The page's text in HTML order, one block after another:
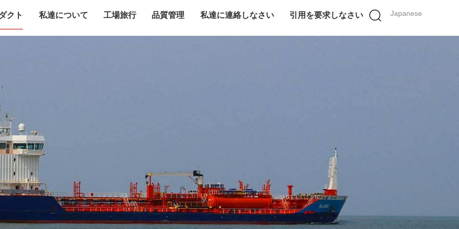
Japanese
クト 私達について 工場旅行 品質管理 私達に連絡しなさい 引用を要求しなさい